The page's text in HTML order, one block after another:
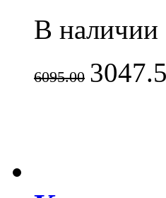
В наличии
6095.00